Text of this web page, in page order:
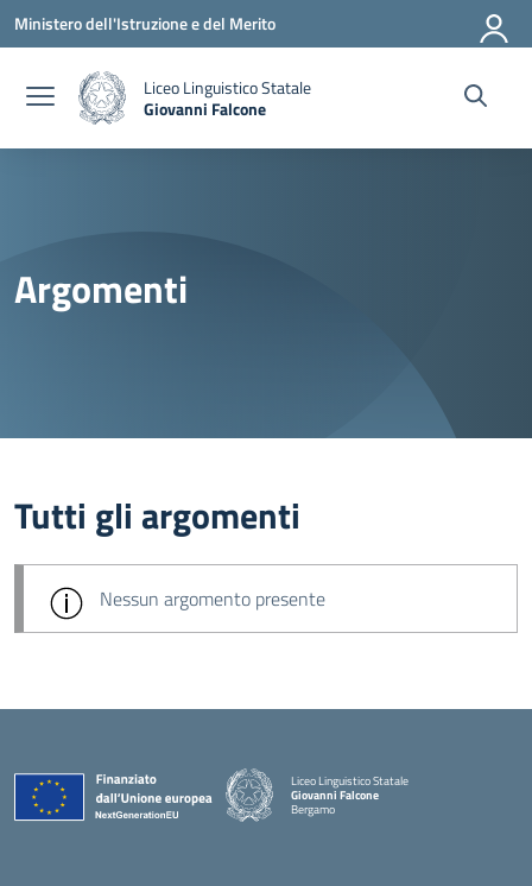
Vai ai contenuti
Vai al menu di navigazione
Vai al footer
Ministero dell'Istruzione e del Merito
Liceo Linguistico Statale
Giovanni Falcone
Argomenti
Tutti gli argomenti
Nessun argomento presente
Liceo Linguistico Statale
Giovanni Falcone
Bergamo
— Visita la pagina iniziale della scuola